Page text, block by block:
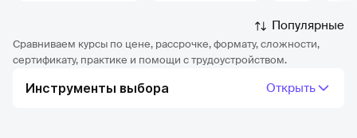
Популярные
Сравниваем курсы по цене, рассрочке, формату, сложности,
сертификату, практике и помощи с трудоустройством.
Инструменты выбора Открыть